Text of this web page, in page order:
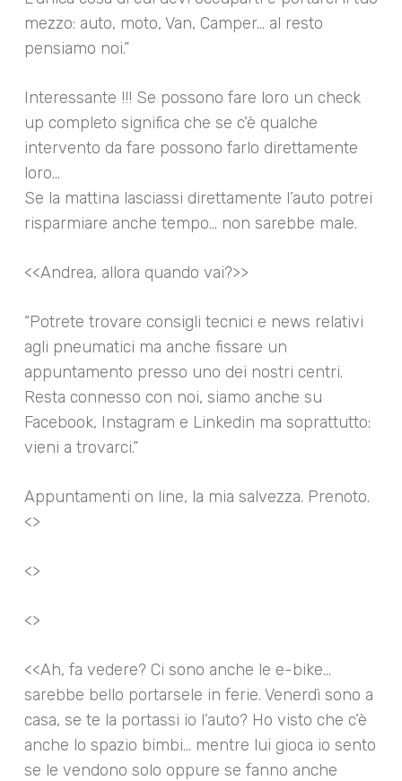
mezzo: auto, moto, Van, Camper… al resto
pensiamo noi.”
Interessante !!! Se possono fare loro un check
up completo significa che se c’è qualche
intervento da fare possono farlo direttamente
loro…
Se la mattina lasciassi direttamente l’auto potrei
risparmiare anche tempo… non sarebbe male.
<<Andrea, allora quando vai?>>
“Potrete trovare consigli tecnici e news relativi
agli pneumatici ma anche fissare un
appuntamento presso uno dei nostri centri.
Resta connesso con noi, siamo anche su
Facebook, Instagram e Linkedin ma soprattutto:
vieni a trovarci.”
Appuntamenti on line, la mia salvezza. Prenoto.
<>
<>
<>
<<Ah, fa vedere? Ci sono anche le e-bike…
sarebbe bello portarsele in ferie. Venerdì sono a
casa, se te la portassi io l’auto? Ho visto che c’è
anche lo spazio bimbi… mentre lui gioca io sento
se le vendono solo oppure se fanno anche